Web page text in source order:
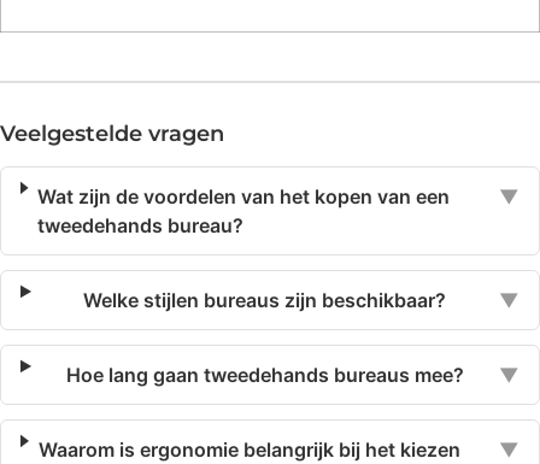
Veelgestelde vragen
Wat zijn de voordelen van het kopen van een
tweedehands bureau?
▼
Welke stijlen bureaus zijn beschikbaar? ▼
Hoe lang gaan tweedehands bureaus mee? ▼
Waarom is ergonomie belangrijk bij het kiezen
▼